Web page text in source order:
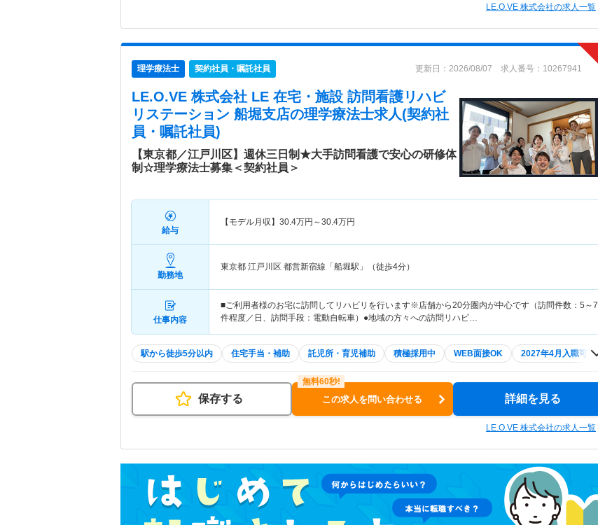
LE.O.VE 株式会社の求人一覧
理学療法士 契約社員・嘱託社員 更新日：2026/08/07 求人番号：10267941
LE.O.VE 株式会社 LE 在宅・施設 訪問看護リハビ
リステーション 船堀支店の理学療法士求人(契約社
員・嘱託社員)
【東京都／江戸川区】週休三日制★大手訪問看護で安心の研修体
制☆理学療法士募集＜契約社員＞
給与
【モデル月収】 30.4万円～30.4万円
勤務地
東京都 江戸川区 都営新宿線「船堀駅」（徒歩4分）
仕事内容
■ご利用者様のお宅に訪問してリハビリを行います※店舗から20分圏内が中心です（訪問件数：5～7
件程度／日、訪問手段：電動自転車）●地域の方々への訪問リハビ…
駅から徒歩5分以内 住宅手当・補助 託児所・育児補助 積極採用中 WEB面接OK 2027年4月入職可
保存する この求人を問い合わせる 詳細を見る
LE.O.VE 株式会社の求人一覧